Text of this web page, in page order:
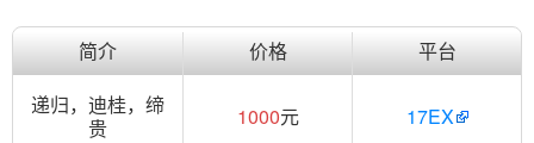
简介 价格
平台
递归，迪桂，缔
贵
1000元 17EX